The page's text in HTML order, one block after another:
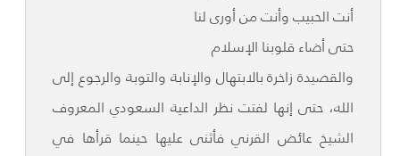
أنت الحبيب وأنت من أورى لنا
حتى أضاء قلوبنا الإسلام
والقصيدة زاخرة بالابتهال والإنابة والتوبة والرجوع إلى
الله، حتى إنها لفتت نظر الداعية السعودي المعروف
الشيخ عائض القرني فأثنى عليها حينما قرأها في